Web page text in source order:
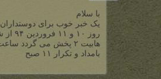
با سلام
یک خبر خوب برای دوستداران
روز
بامداد و تکرار ۱۱ صبح